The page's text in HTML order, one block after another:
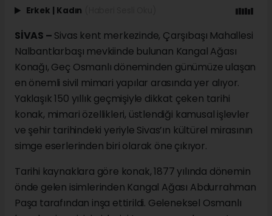
Erkek Kadın
SİVAS – Sivas kent merkezinde, Çarşıbaşı Mahallesi
Nalbantlarbaşı mevkiinde bulunan Kangal Ağası
Konağı, Geç Osmanlı döneminden günümüze ulaşan
en önemli sivil mimari yapılar arasında yer alıyor.
Yaklaşık 150 yıllık geçmişiyle dikkat çeken tarihi
konak, mimari özellikleri, üstlendiği kamusal işlevler
ve şehir tarihindeki yeriyle Sivas’ın kültürel mirasının
simge eserlerinden biri olarak öne çıkıyor.
Tarihi kaynaklara göre konak, 1877 yılında dönemin
önde gelen isimlerinden Kangal Ağası Abdurrahman
Paşa tarafından inşa ettirildi. Geleneksel Osmanlı